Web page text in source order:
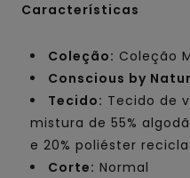
Características
Coleção: Coleção
Conscious by
Tecido: Tecido de
mistura de 55%
e 20% poliéster
Corte: Normal